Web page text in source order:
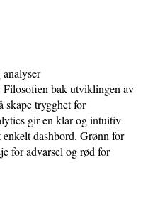
Filosofien bak utviklingen av
skape trygghet for
gir en klar og intuitiv
enkelt dashbord. Grønn for
for advarsel og rød for